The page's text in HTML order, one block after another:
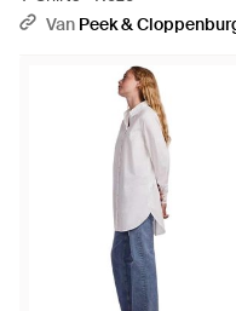
Van Peek &